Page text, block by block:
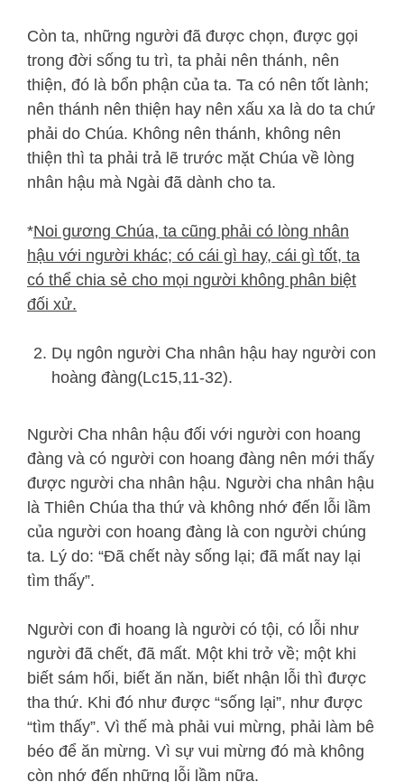
Còn ta, những người đã được chọn, được gọi
trong đời sống tu trì, ta phải nên thánh, nên
thiện, đó là bổn phận của ta. Ta có nên tốt lành;
nên thánh nên thiện hay nên xấu xa là do ta chứ
phải do Chúa. Không nên thánh, không nên
thiện thì ta phải trả lẽ trước mặt Chúa về lòng
nhân hậu mà Ngài đã dành cho ta.
*Noi gương Chúa, ta cũng phải có lòng nhân
hậu với người khác; có cái gì hay, cái gì tốt, ta
có thể chia sẻ cho mọi người không phân biệt
đối xử.
Dụ ngôn người Cha nhân hậu hay người con
hoàng đàng(Lc15,11-32).
Người Cha nhân hậu đối với người con hoang
đàng và có người con hoang đàng nên mới thấy
được người cha nhân hậu. Người cha nhân hậu
là Thiên Chúa tha thứ và không nhớ đến lỗi lầm
của người con hoang đàng là con người chúng
ta. Lý do: “Đã chết này sống lại; đã mất nay lại
tìm thấy”.
Người con đi hoang là người có tội, có lỗi như
người đã chết, đã mất. Một khi trở về; một khi
biết sám hối, biết ăn năn, biết nhận lỗi thì được
tha thứ. Khi đó như được “sống lại”, như được
“tìm thấy”. Vì thế mà phải vui mừng, phải làm bê
béo để ăn mừng. Vì sự vui mừng đó mà không
còn nhớ đến những lỗi lầm nữa.